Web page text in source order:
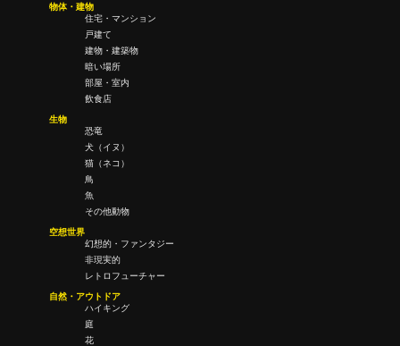
物体・建物
住宅・マンション
戸建て
建物・建築物
暗い場所
部屋・室内
飲食店
生物
恐竜
犬（イヌ）
猫（ネコ）
鳥
魚
その他動物
空想世界
幻想的・ファンタジー
非現実的
レトロフューチャー
自然・アウトドア
ハイキング
庭
花